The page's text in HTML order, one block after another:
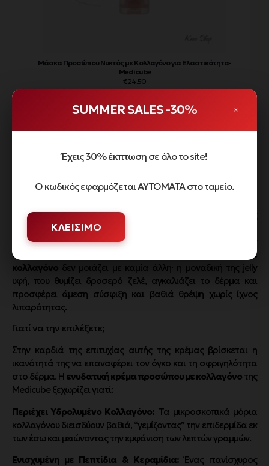
Μάσκα Προσώπου Νυκτός με Κολλαγόνο για Ελαστικότητα-
Medicube
€24.50
Medicube αποτελεί την τελευταία λέξη της κορεατικής
τεχνολογίας στην αντιγήρανση, προσφέροντας το
πολυπόθητο “pink glow” αποτέλεσμα που χαρακτηρίζει την
υγιή επιδερμίδα. Αυτή η
ενυδατική κρέμα προσώπου με
κολλαγόνο δεν μοιάζει με καμία άλλη· η μοναδική της jelly
υφή, που θυμίζει δροσερό ζελέ, αγκαλιάζει το δέρμα και
προσφέρει άμεση σύσφιξη και βαθιά θρέψη χωρίς ίχνος
λιπαρότητας.
Γιατί να την επιλέξετε;
Στην καρδιά της επιτυχίας αυτής της κρέμας βρίσκεται η
ικανότητά της να επαναφέρει τον όγκο και τη σφριγηλότητα
στο δέρμα. Η ενυδατική κρέμα προσώπου με κολλαγόνο της
Medicube ξεχωρίζει γιατί:
Περιέχει Υδρολυμένο Κολλαγόνο: Τα μικροσκοπικά μόρια
κολλαγόνου διεισδύουν βαθιά, “γεμίζοντας” την επιδερμίδα εκ
των έσω και μειώνοντας την εμφάνιση των λεπτών γραμμών.
Ενισχυμένη με Πεπτίδια & Κεραμίδια:Ένας πανίσχυρος
×
SUMMER SALES -30%
Έχεις 30% έκπτωση σε όλο το site!
Ο κωδικός εφαρμόζεται ΑΥΤΟΜΑΤΑ στο ταμείο.
ΚΛΕΊΣΙΜΟ